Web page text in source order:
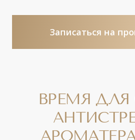
сможете вернуть себе чувственность и
радость жизни.
НУЖНА ПОМОЩЬ
С ВЫБОРОМ